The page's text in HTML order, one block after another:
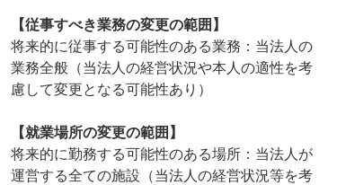
【従事すべき業務の変更の範囲】
将来的に従事する可能性のある業務：当法人の
業務全般（当法人の経営状況や本人の適性を考
慮して変更となる可能性あり）
【就業場所の変更の範囲】
将来的に勤務する可能性のある場所：当法人が
運営する全ての施設（当法人の経営状況等を考